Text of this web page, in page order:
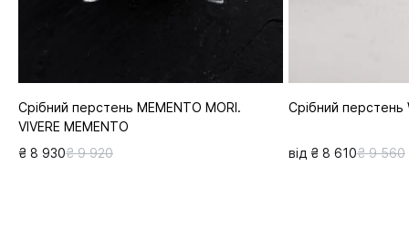
Срібний перстень MEMENTO MORI.
VIVERE MEMENTO
₴ 8 930₴ 9 920
Срібний перстень
від ₴ 8 610₴ 9 560